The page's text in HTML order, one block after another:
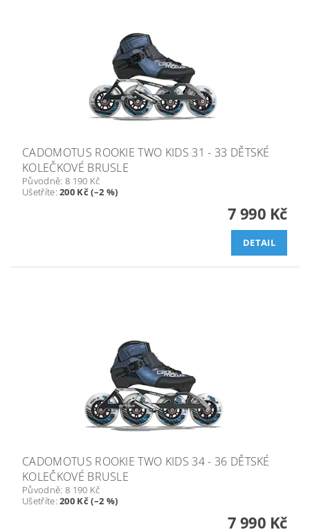
CADOMOTUS ROOKIE TWO KIDS 31 - 33 DĚTSKÉ
KOLEČKOVÉ BRUSLE
Původně: 8 190 Kč
Ušetříte:200 Kč (–2 %)
7 990 Kč
DETAIL
CADOMOTUS ROOKIE TWO KIDS 34 - 36 DĚTSKÉ
KOLEČKOVÉ BRUSLE
Původně: 8 190 Kč
Ušetříte:200 Kč (–2 %)
7 990 Kč